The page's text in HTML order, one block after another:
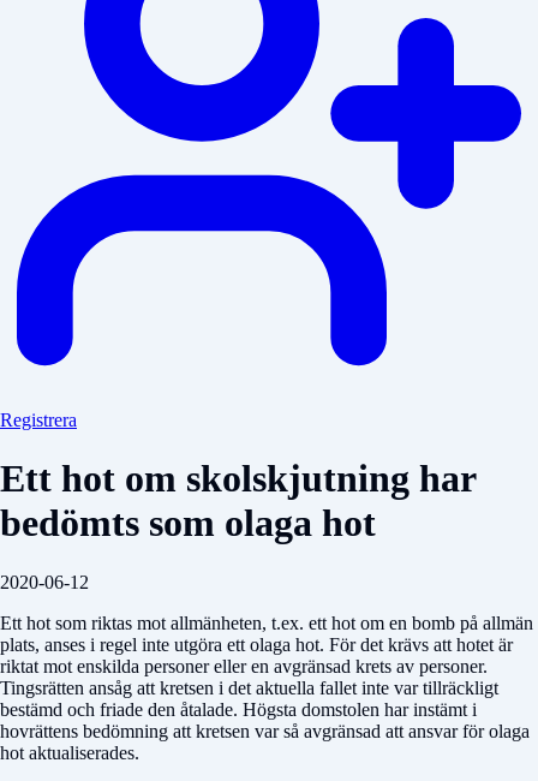
Registrera
Ett hot om skolskjutning har
bedömts som olaga hot
2020-06-12
Ett hot som riktas mot allmänheten, t.ex. ett hot om en bomb på allmän
plats, anses i regel inte utgöra ett olaga hot. För det krävs att hotet är
riktat mot enskilda personer eller en avgränsad krets av personer.
Tingsrätten ansåg att kretsen i det aktuella fallet inte var tillräckligt
bestämd och friade den åtalade. Högsta domstolen har instämt i
hovrättens bedömning att kretsen var så avgränsad att ansvar för olaga
hot aktualiserades.